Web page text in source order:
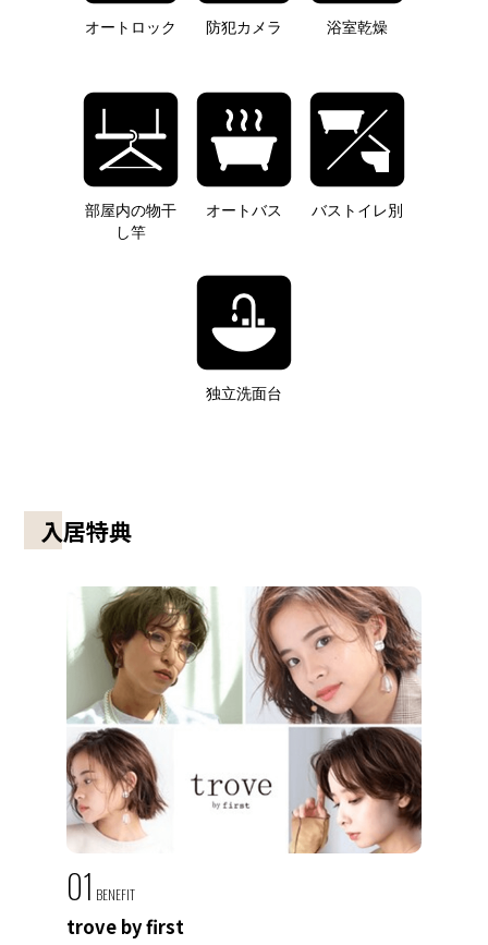
オートロック 防犯カメラ 浴室乾燥
部屋内の物干
し竿
オートバス バストイレ別
独立洗面台
入居特典
01 BENEFIT
trove by first